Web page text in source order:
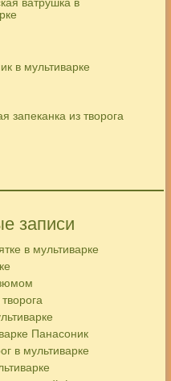
в мультиварке
запеканка из творога
записи
в мультиварке
Панасоник
в мультиварке